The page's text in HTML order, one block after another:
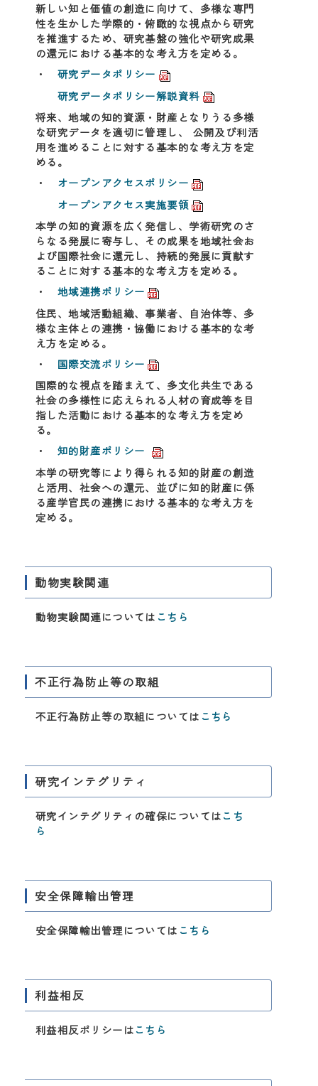
新しい知と価値の創造に向けて、多様な専門
性を生かした学際的・俯瞰的な視点から研究
を推進するため、研究基盤の強化や研究成果
の還元における基本的な考え方を定める。
・ 研究データポリシー
研究データポリシー解説資料
将来、地域の知的資源・財産となりうる多様
な研究データを適切に管理し、 公開及び利活
用を進めることに対する基本的な考え方を定
める。
・ オープンアクセスポリシー
オープンアクセス実施要領
本学の知的資源を広く発信し、学術研究のさ
らなる発展に寄与し、その成果を地域社会お
よび国際社会に還元し、持続的発展に貢献す
ることに対する基本的な考え方を定める。
・ 地域連携ポリシー
住民、地域活動組織、事業者、自治体等、多
様な主体との連携・協働における基本的な考
え方を定める。
・ 国際交流ポリシー
国際的な視点を踏まえて、多文化共生である
社会の多様性に応えられる人材の育成等を目
指した活動における基本的な考え方を定め
る。
・ 知的財産ポリシー
本学の研究等により得られる知的財産の創造
と活用、社会への還元、並びに知的財産に係
る産学官民の連携における基本的な考え方を
定める。
動物実験関連
動物実験関連については こちら
不正行為防止等の取組
不正行為防止等の取組については こちら
研究インテグリティ
研究インテグリティの確保についてはこち
ら
安全保障輸出管理
安全保障輸出管理については こちら
利益相反
利益相反ポリシーはこちら